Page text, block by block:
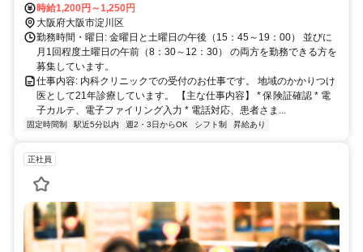
り徒歩15分 大阪シティバス塚本2丁目より徒歩1分、塚本小学校前よ
り徒歩3分
時給1,200円～1,250円
大阪府大阪市淀川区
勤務時間・曜日: 金曜日と土曜日の午後（15：45～19：00） 並びに
月1回程度土曜日の午前（8：30～12：30） の両方を勤務できる方を
募集しています。
仕事内容: 内科クリニックでの受付のお仕事です。 地域のかかりつけ
医として21年診療しています。 【主な仕事内容】 * 保険証確認 * 電
子カルテ、電子ファイリング入力 * 電話対応、患者さま...
固定時間制 駅近5分以内 週2・3日からOK シフト制 昇給あり
正社員